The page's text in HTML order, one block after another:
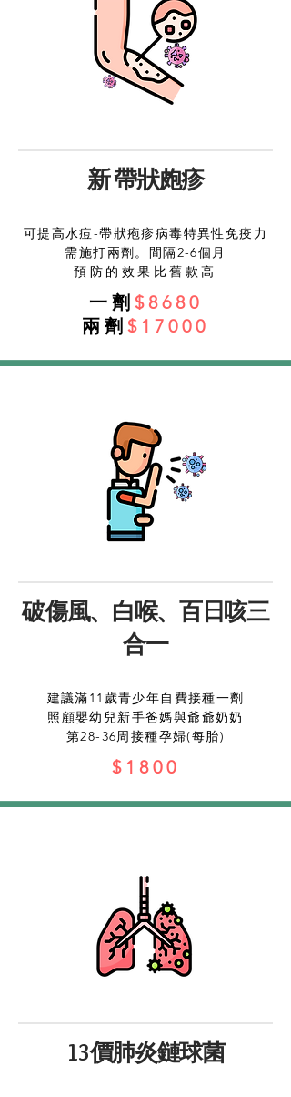
新 帶狀皰疹
可提高水痘-帶狀疱疹病毒特異性免疫力
需施打兩劑。間隔2-6個月
預防的效果比舊款高
一 劑 $8680
兩劑 $17000
破傷風、白喉、百日咳三
合一
建議滿11歲青少年自費接種一劑
照顧嬰幼兒新手爸媽與爺爺奶奶
​第28-36周接種孕婦(每胎)
$1800
13價肺炎鏈球菌